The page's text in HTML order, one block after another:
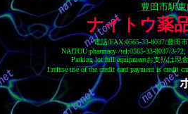
豊田市駅
ナイトウ薬
電話/FAX:0565-33-8037/豊田
NAITOU pharmacy /tel:0565-33-8037/3-
Parking lot full equipmentお支払は
I refuse use of the credit card payment is credit